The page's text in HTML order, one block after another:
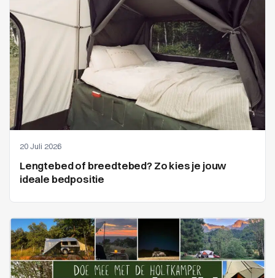
20 Juli 2026
Lengtebed of breedtebed? Zo kies je jouw
ideale bedpositie